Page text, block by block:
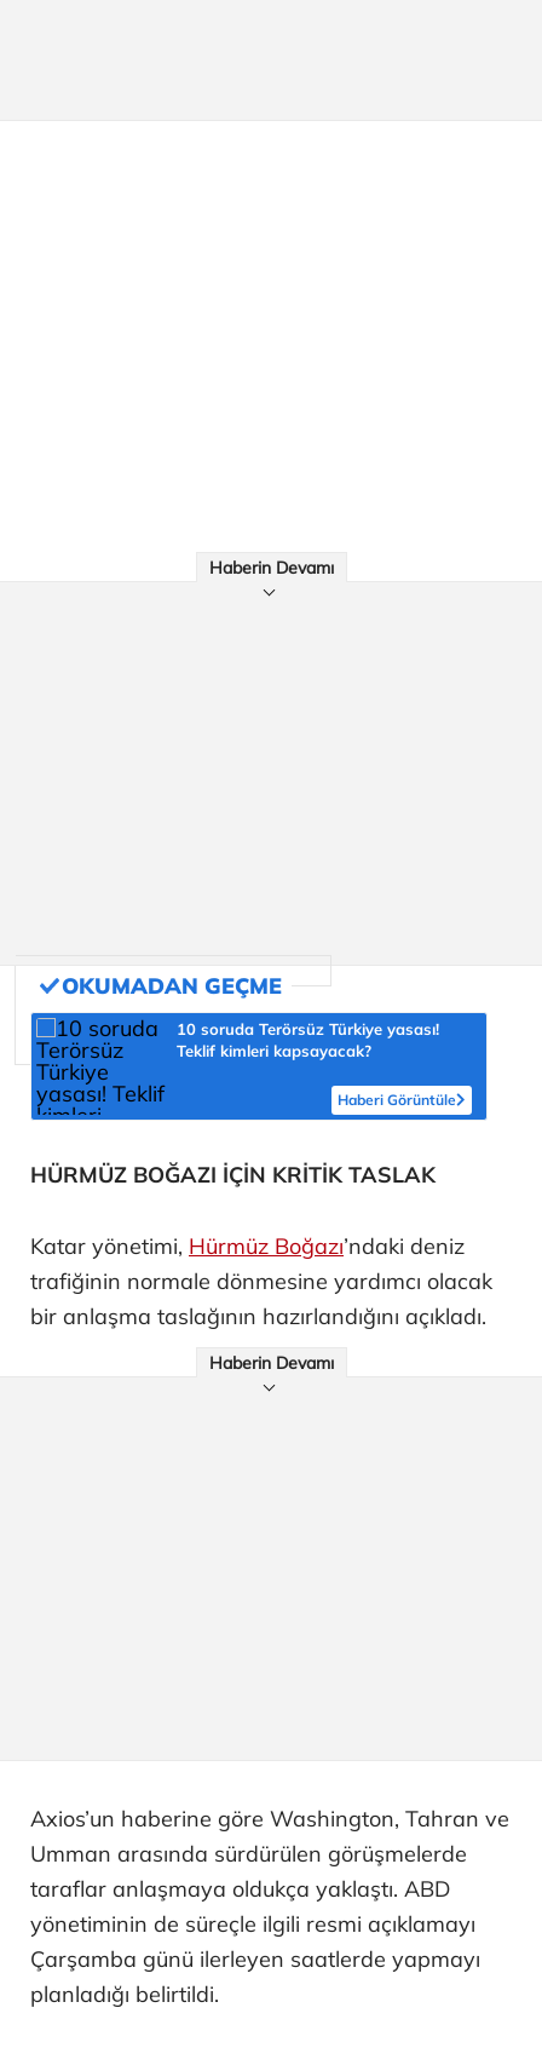
Haberin Devamı
10 soruda Terörsüz Türkiye yasası!
Teklif kimleri kapsayacak?
Haberi Görüntüle
HÜRMÜZ BOĞAZI İÇİN KRİTİK TASLAK
Katar yönetimi, Hürmüz Boğazı’ndaki deniz
trafiğinin normale dönmesine yardımcı olacak
bir anlaşma taslağının hazırlandığını açıkladı.
Haberin Devamı
Axios’un haberine göre Washington, Tahran ve
Umman arasında sürdürülen görüşmelerde
taraflar anlaşmaya oldukça yaklaştı. ABD
yönetiminin de süreçle ilgili resmi açıklamayı
Çarşamba günü ilerleyen saatlerde yapmayı
planladığı belirtildi.